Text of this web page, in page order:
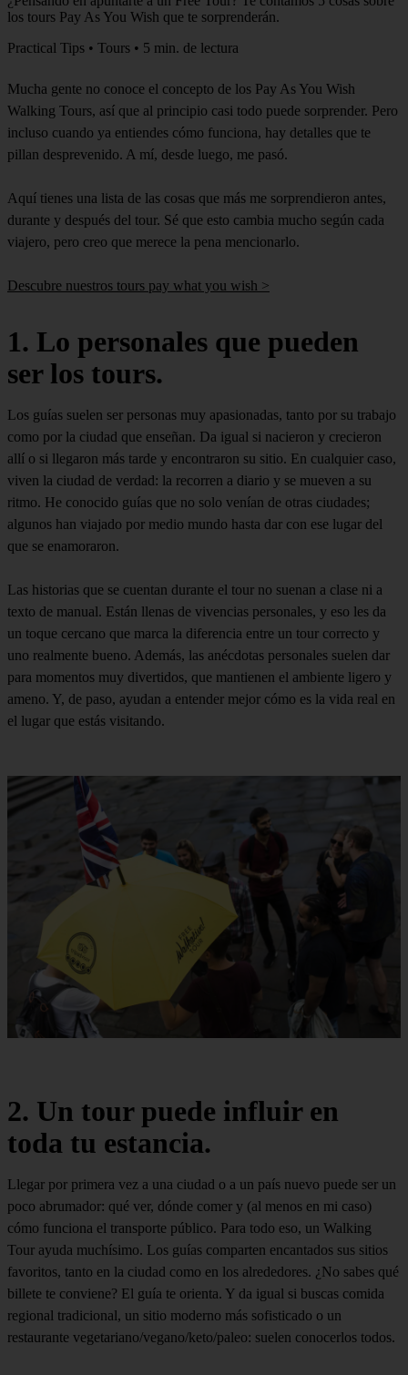
los tours Pay As You Wish que te sorprenderán.
Practical Tips • Tours • 5 min. de lectura
Mucha gente no conoce el concepto de los Pay As You Wish
Walking Tours, así que al principio casi todo puede sorprender. Pero
incluso cuando ya entiendes cómo funciona, hay detalles que te
pillan desprevenido. A mí, desde luego, me pasó.
Aquí tienes una lista de las cosas que más me sorprendieron antes,
durante y después del tour. Sé que esto cambia mucho según cada
viajero, pero creo que merece la pena mencionarlo.
Descubre nuestros tours pay what you wish >
1. Lo personales que pueden
ser los tours.
Los guías suelen ser personas muy apasionadas, tanto por su trabajo
como por la ciudad que enseñan. Da igual si nacieron y crecieron
allí o si llegaron más tarde y encontraron su sitio. En cualquier caso,
viven la ciudad de verdad: la recorren a diario y se mueven a su
ritmo. He conocido guías que no solo venían de otras ciudades;
algunos han viajado por medio mundo hasta dar con ese lugar del
que se enamoraron.
Las historias que se cuentan durante el tour no suenan a clase ni a
texto de manual. Están llenas de vivencias personales, y eso les da
un toque cercano que marca la diferencia entre un tour correcto y
uno realmente bueno. Además, las anécdotas personales suelen dar
para momentos muy divertidos, que mantienen el ambiente ligero y
ameno. Y, de paso, ayudan a entender mejor cómo es la vida real en
el lugar que estás visitando.
2. Un tour puede influir en
toda tu estancia.
Llegar por primera vez a una ciudad o a un país nuevo puede ser un
poco abrumador: qué ver, dónde comer y (al menos en mi caso)
cómo funciona el transporte público. Para todo eso, un Walking
Tour ayuda muchísimo. Los guías comparten encantados sus sitios
favoritos, tanto en la ciudad como en los alrededores. ¿No sabes qué
billete te conviene? El guía te orienta. Y da igual si buscas comida
regional tradicional, un sitio moderno más sofisticado o un
restaurante vegetariano/vegano/keto/paleo: suelen conocerlos todos.